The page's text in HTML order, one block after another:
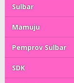
Sulbar
Mamuju
Pemprov Sulbar
SDK